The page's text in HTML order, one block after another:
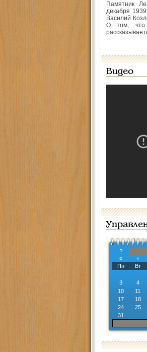
Памятник
декабря
Василий
О том, что
Видео
?
«
‹
Пн
Вт
3
4
10
11
17
18
24
25
31